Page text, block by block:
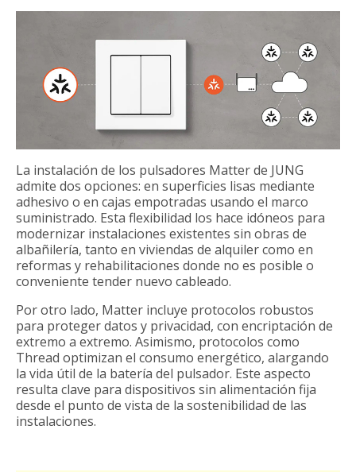
La instalación de los pulsadores Matter de JUNG
admite dos opciones: en superficies lisas mediante
adhesivo o en cajas empotradas usando el marco
suministrado. Esta flexibilidad los hace idóneos para
modernizar instalaciones existentes sin obras de
albañilería, tanto en viviendas de alquiler como en
reformas y rehabilitaciones donde no es posible o
conveniente tender nuevo cableado.
Por otro lado, Matter incluye protocolos robustos
para proteger datos y privacidad, con encriptación de
extremo a extremo. Asimismo, protocolos como
Thread optimizan el consumo energético, alargando
la vida útil de la batería del pulsador. Este aspecto
resulta clave para dispositivos sin alimentación fija
desde el punto de vista de la sostenibilidad de las
instalaciones.